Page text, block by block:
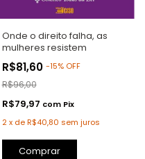
Onde o direito falha, as
mulheres resistem
R$81,60 -15% OFF
R$96,00
R$79,97 com Pix
2 x deR$40,80 sem juros
Comprar